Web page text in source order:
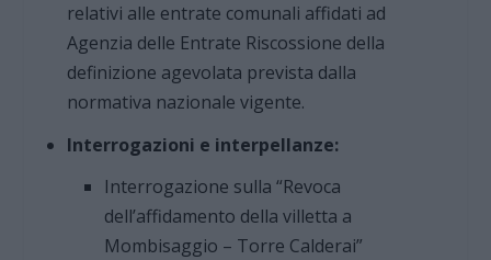
relativi alle entrate comunali affidati ad
Agenzia delle Entrate Riscossione della
definizione agevolata prevista dalla
normativa nazionale vigente.
Interrogazioni e interpellanze:
Interrogazione sulla “Revoca
dell’affidamento della villetta a
Mombisaggio – Torre Calderai”